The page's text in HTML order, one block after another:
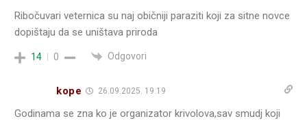
Ribočuvari veternica su naj običniji paraziti koji za sitne novce
dopištaju da se uništava priroda
14 0 Odgovori
kope 26.09.2025. 19:19
Godinama se zna ko je organizator krivolova,sav smudj koji